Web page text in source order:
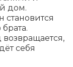
дом.
себя